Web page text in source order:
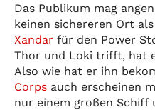
Das Publikum mag
keinen sichereren Ort
Xandar für den Power
Thor und Loki trifft, hat
Also wie hat er ihn
Corps auch erscheinen
nur einem großen Schiff